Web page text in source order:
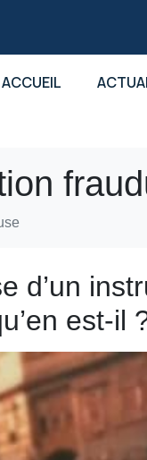
ACCUEIL
d’un
est-il